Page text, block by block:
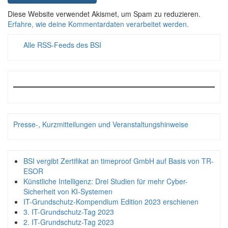
Diese Website verwendet Akismet, um Spam zu reduzieren.
Erfahre, wie deine Kommentardaten verarbeitet werden.
Alle RSS-Feeds des BSI
Presse-, Kurzmitteilungen und Veranstaltungshinweise
BSI vergibt Zertifikat an timeproof GmbH auf Basis von TR-
ESOR
Künstliche Intelligenz: Drei Studien für mehr Cyber-
Sicherheit von KI-Systemen
IT-Grundschutz-Kompendium Edition 2023 erschienen
3. IT-Grundschutz-Tag 2023
2. IT-Grundschutz-Tag 2023